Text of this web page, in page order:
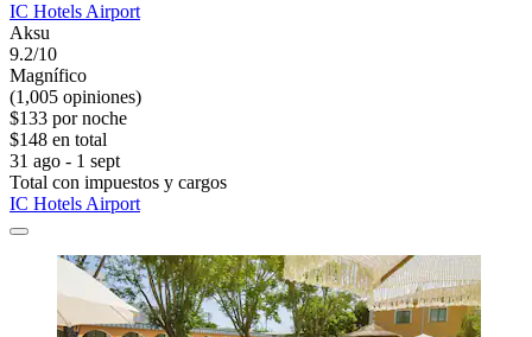
IC Hotels Airport
Aksu
9.2/10
Magnífico
(1,005 opiniones)
$133 por noche
$148 en total
31 ago - 1 sept
Total con impuestos y cargos
IC Hotels Airport